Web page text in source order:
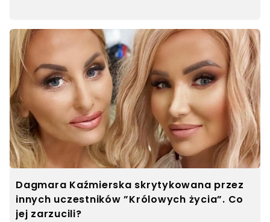
Dagmara Kaźmierska skrytykowana przez
innych uczestników ”Królowych życia”. Co
jej zarzucili?